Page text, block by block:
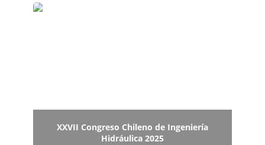
XXVII Congreso Chileno de Ingeniería Hidráulica
XXVII Congreso Chileno de Ingeniería
Hidráulica 2025